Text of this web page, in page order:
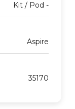
Kit / Pod -
Aspire
35170